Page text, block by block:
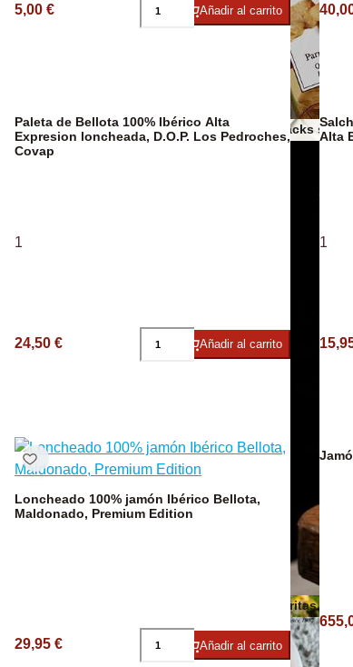
Vino Ecológico
Otros snacks
Patatas Fritas
5,00 € Añadir al carrito
Paleta de Bellota 100% Ibérico Alta
Expresion loncheada, D.O.P. Los Pedroches,
Covap
1
24,50 € Añadir al carrito
Alta
1
Loncheado 100% jamón Ibérico Bellota,
Maldonado, Premium Edition
29,95 € Añadir al carrito